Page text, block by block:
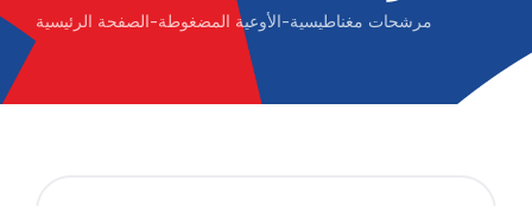
الصفحة الرئيسية -الأوعية المضغوطة -مرشحات مغناطيسية